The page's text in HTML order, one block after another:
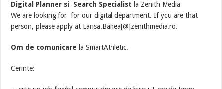
Digital Planner si Search Specialist la Zenith Media
We are looking for for our digital department. If you are that
person, please apply at Larisa.Banea[@]zenithmedia.ro.
Om de comunicare la SmartAthletic.
Cerinte: